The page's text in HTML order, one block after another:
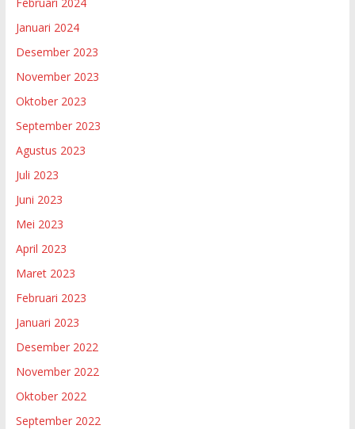
Januari 2024
Desember 2023
November 2023
Oktober 2023
September 2023
Agustus 2023
Juli 2023
Juni 2023
Mei 2023
April 2023
Maret 2023
Februari 2023
Januari 2023
Desember 2022
November 2022
Oktober 2022
September 2022